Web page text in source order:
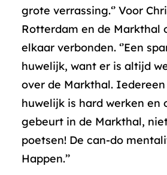
grote verrassing.‘’ Voor
Rotterdam en de Markthal
elkaar verbonden. ‘’Een
huwelijk, want er is altijd
over de Markthal.
huwelijk is hard werken en
gebeurt in de Markthal,
poetsen! De can-do
Happen.’’